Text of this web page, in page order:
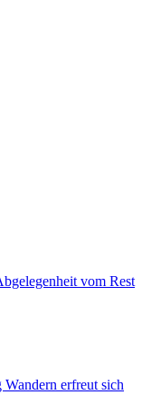
vom Rest
erfreut sich